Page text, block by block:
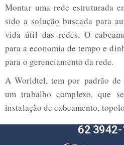
Montar uma rede estruturada
sido a solução buscada para
vida útil das redes. O
para a economia de tempo e
para o gerenciamento da rede.
A Worldtel, tem por padrão
um trabalho complexo, que
instalação de cabeamento,
62